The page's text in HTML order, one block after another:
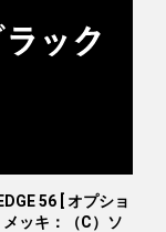
56 [ オプショ
ッキ：（C）ソ